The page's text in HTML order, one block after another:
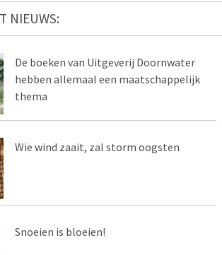
NIEUWS:
De boeken van Uitgeverij Doornwater
hebben allemaal een maatschappelijk
thema
Wie wind zaait, zal storm oogsten
Snoeien is bloeien!